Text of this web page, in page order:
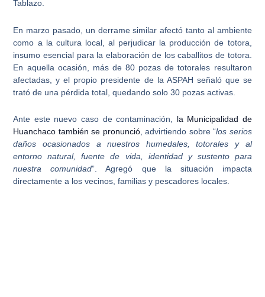
Tablazo.
En marzo pasado, un derrame similar afectó tanto al ambiente
como a la cultura local, al perjudicar la producción de totora,
insumo esencial para la elaboración de los caballitos de totora.
En aquella ocasión, más de 80 pozas de totorales resultaron
afectadas , y el propio presidente de la ASPAH señaló que se
trató de una pérdida total, quedando solo 30 pozas activas.
Ante este nuevo caso de contaminación, la Municipalidad de
Huanchaco también se pronunció, advirtiendo sobre “los serios
daños ocasionados a nuestros humedales, totorales y al
entorno natural, fuente de vida, identidad y sustento para
nuestra comunidad”. Agregó que la situación impacta
directamente a los vecinos, familias y pescadores locales.